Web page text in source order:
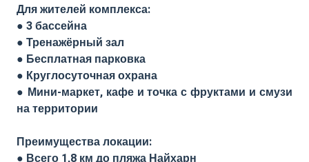
Для жителей комплекса:
● 3 бассейна
● Тренажёрный зал
● Бесплатная парковка
● Круглосуточная охрана
● Мини-маркет, кафе и точка с фруктами и смузи
на территории
Преимущества локации:
● Всего 1,8 км до пляжа Найхарн